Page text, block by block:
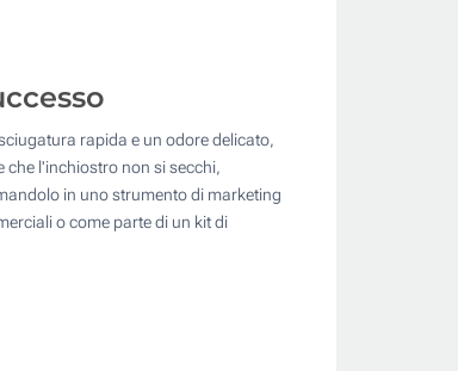
rapida e un odore delicato,
che l'inchiostro non si secchi,
in uno strumento di marketing
o come parte di un kit di